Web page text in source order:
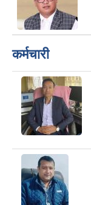
कर्मचारी